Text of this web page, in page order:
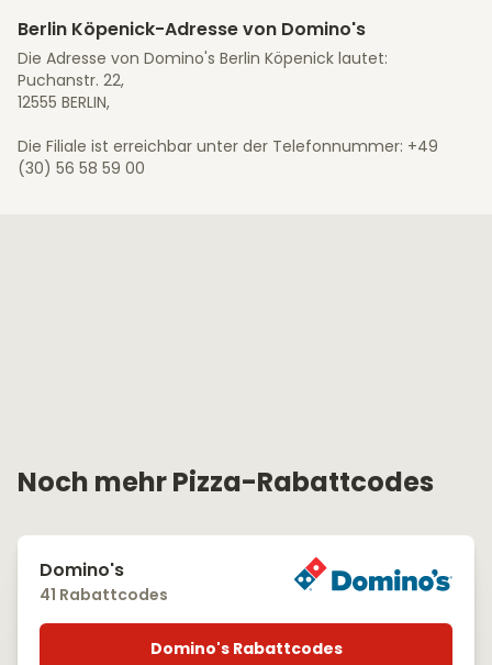
Berlin Köpenick-Adresse von Domino's
Die Adresse von Domino's Berlin Köpenick lautet:
Puchanstr. 22,
12555 BERLIN,
Die Filiale ist erreichbar unter der Telefonnummer: +49
(30) 56 58 59 00
Noch mehr Pizza-Rabattcodes
Domino's
41 Rabattcodes
Domino's Rabattcodes